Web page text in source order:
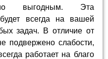
выгодным. Эта
всегда на вашей
задач. В отличие от
подвержено слабости,
работает на благо